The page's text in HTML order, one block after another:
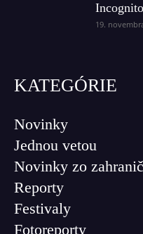
19.
KATEGÓRIE
Novinky
Jednou vetou
Novinky zo
Reporty
Festivaly
Fotoreporty